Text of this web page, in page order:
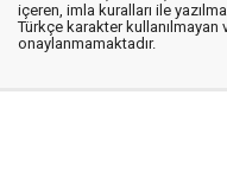
içeren, imla kuralları ile
Türkçe karakter kullanılmayan
onaylanmamaktadır.